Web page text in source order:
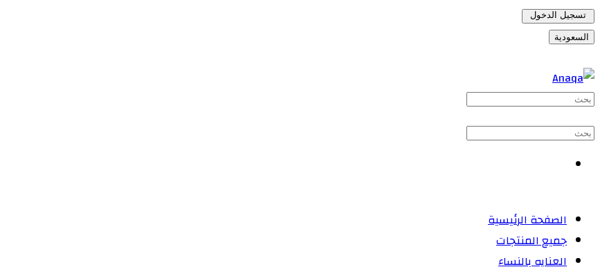
تسجيل الدخول
السعودية
الصفحة الرئيسية
جميع المنتجات
العنايه بالنساء